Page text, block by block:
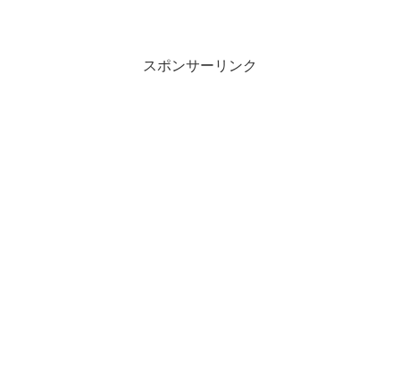
スポンサーリンク